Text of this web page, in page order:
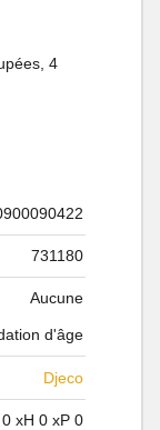
4
731180
Aucune
d'âge
Djeco
0xH 0xP 0